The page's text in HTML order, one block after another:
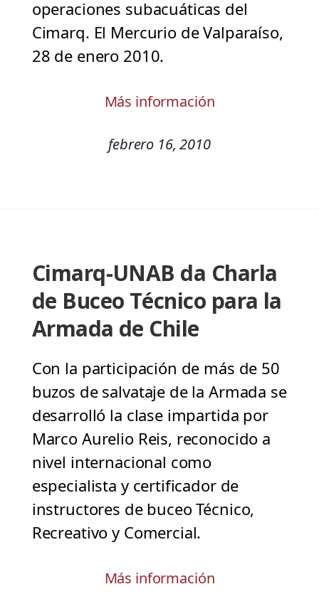
operaciones subacuáticas del
Cimarq. El Mercurio de Valparaíso,
28 de enero 2010.
Más información
febrero 16, 2010
Cimarq-UNAB da Charla
de Buceo Técnico para la
Armada de Chile
Con la participación de más de 50
buzos de salvataje de la Armada se
desarrolló la clase impartida por
Marco Aurelio Reis, reconocido a
nivel internacional como
especialista y certificador de
instructores de buceo Técnico,
Recreativo y Comercial.
Más información